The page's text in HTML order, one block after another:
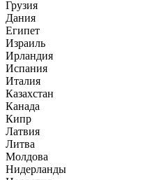
Грузия
Дания
Египет
Израиль
Ирландия
Испания
Италия
Казахстан
Канада
Кипр
Латвия
Литва
Молдова
Нидерланды